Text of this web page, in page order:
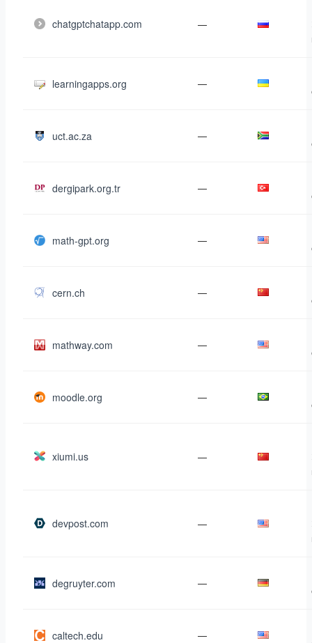
chatgptchatapp.com —
learningapps.org —
uct.ac.za —
dergipark.org.tr —
math-gpt.org —
cern.ch —
mathway.com —
moodle.org —
xiumi.us —
devpost.com —
degruyter.com —
caltech.edu —